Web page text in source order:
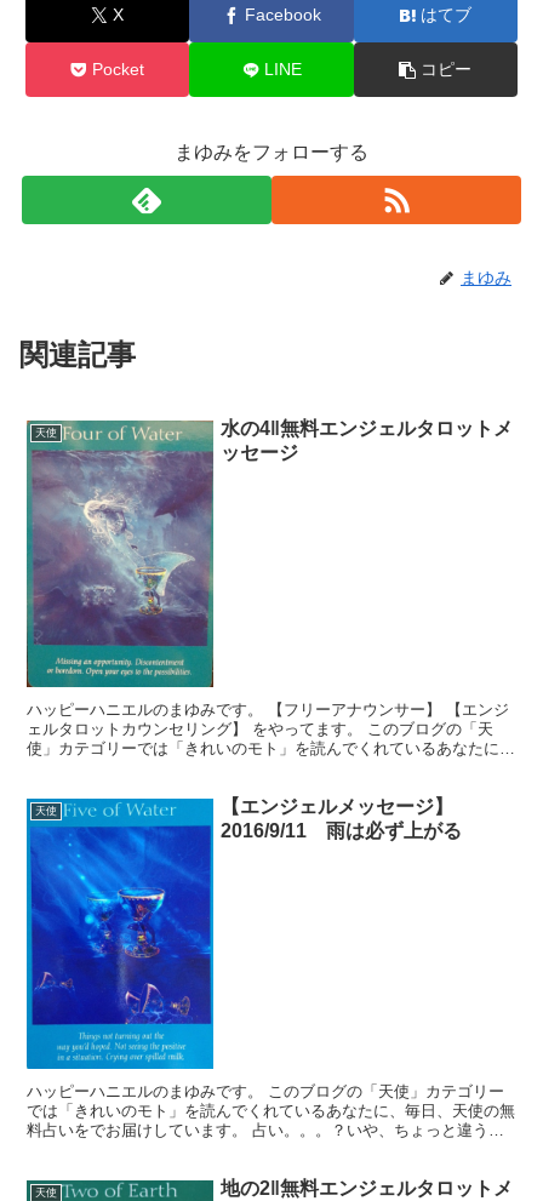
X Facebook はてブ
Pocket LINE コピー
まゆみをフォローする
まゆみ
関連記事
天使
水の4‖無料エンジェルタロットメ
ッセージ
ハッピーハニエルのまゆみです。 【フリーアナウンサー】 【エンジ
ェルタロットカウンセリング】 をやってます。 このブログの「天
使」カテゴリーでは「きれいのモト」を読んでくれているあなたに、
天使
【エンジェルメッセージ】
2016/9/11 雨は必ず上がる
ハッピーハニエルのまゆみです。 このブログの「天使」カテゴリー
では「きれいのモト」を読んでくれているあなたに、毎日、天使の無
料占いをでお届けしています。 占い。。。？いや、ちょっと違うか
天使
地の2‖無料エンジェルタロットメ